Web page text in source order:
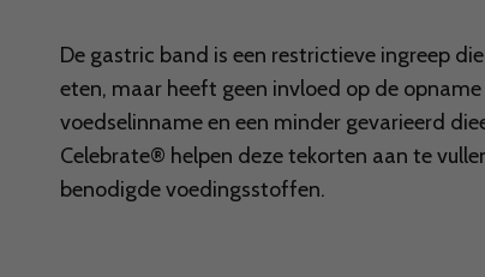
De gastric band is een restrictieve ingreep
eten, maar heeft geen invloed op de
voedselinname en een minder gevarieerd
Celebrate® helpen deze tekorten aan te
benodigde voedingsstoffen.